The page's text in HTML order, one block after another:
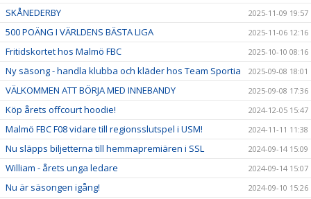
SKÅNEDERBY 2025-11-09 19:57
500 POÄNG I VÄRLDENS BÄSTA LIGA 2025-11-06 12:16
Fritidskortet hos Malmö FBC 2025-10-10 08:16
Ny säsong - handla klubba och kläder hos Team Sportia 2025-09-08 18:01
VÄLKOMMEN ATT BÖRJA MED INNEBANDY 2025-09-08 17:36
Köp årets offcourt hoodie! 2024-12-05 15:47
Malmö FBC F08 vidare till regionsslutspel i USM! 2024-11-11 11:38
Nu släpps biljetterna till hemmapremiären i SSL 2024-09-14 15:09
William - årets unga ledare 2024-09-14 15:07
Nu är säsongen igång! 2024-09-10 15:26